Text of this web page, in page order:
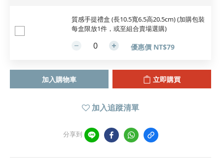
質感手提禮盒 (長10.5寬6.5高20.5cm) (加購包裝
每盒限放1件，或至組合賣場選購)
優惠價 NT$79
加入購物車 立即購買
加入追蹤清單
分享到